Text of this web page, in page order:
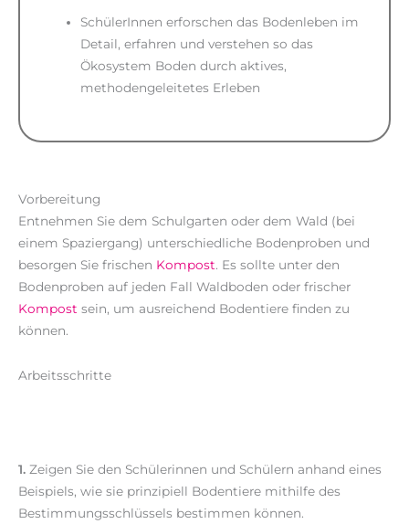
SchülerInnen erforschen das Bodenleben im
Detail, erfahren und verstehen so das
Ökosystem Boden durch aktives,
methodengeleitetes Erleben
Vorbereitung
Entnehmen Sie dem Schulgarten oder dem Wald (bei
einem Spaziergang) unterschiedliche Bodenproben und
besorgen Sie frischen Kompost. Es sollte unter den
Bodenproben auf jeden Fall Waldboden oder frischer
Kompost sein, um ausreichend Bodentiere finden zu
können.
Arbeitsschritte
1. Zeigen Sie den Schülerinnen und Schülern anhand eines
Beispiels, wie sie prinzipiell Bodentiere mithilfe des
Bestimmungsschlüssels bestimmen können.